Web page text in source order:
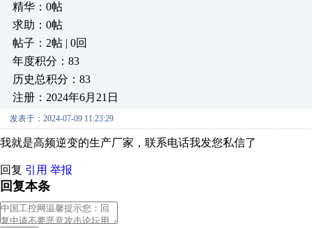
精华：0帖
求助：0帖
帖子：2帖 | 0回
年度积分：83
历史总积分：83
注册：2024年6月21日
发表于：2024-07-09 11:23:29
我就是高频逆变的生产厂家，联系电话我发您私信了
回复 引用 举报
回复本条